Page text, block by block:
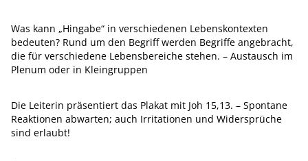
Was kann „Hingabe“ in verschiedenen Lebenskontexten
bedeuten? Rund um den Begriff werden Begriffe angebracht,
die für verschiedene Lebensbereiche stehen. – Austausch im
Plenum oder in Kleingruppen
Die Leiterin präsentiert das Plakat mit Joh 15,13. – Spontane
Reaktionen abwarten; auch Irritationen und Widersprüche
sind erlaubt!